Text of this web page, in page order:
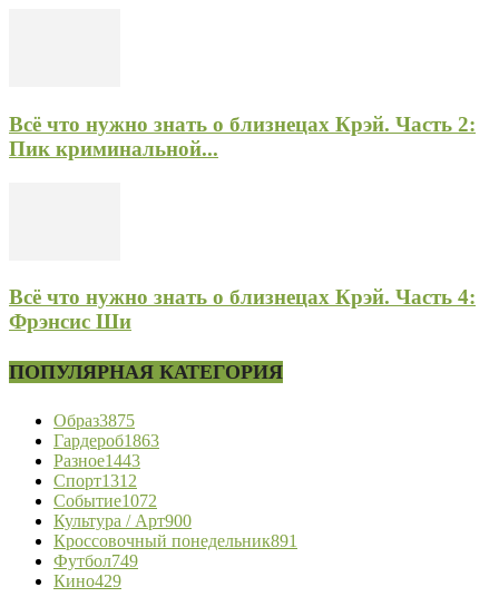
Всё что нужно знать о близнецах Крэй. Часть 2:
Пик криминальной...
Всё что нужно знать о близнецах Крэй. Часть 4:
Фрэнсис Ши
ПОПУЛЯРНАЯ КАТЕГОРИЯ
Образ3875
Гардероб1863
Разное1443
Спорт1312
Событие1072
Культура / Арт900
Кроссовочный понедельник891
Футбол749
Кино429